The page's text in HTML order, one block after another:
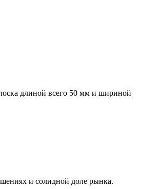
длиной всего 50 мм и шириной
и солидной доле рынка.